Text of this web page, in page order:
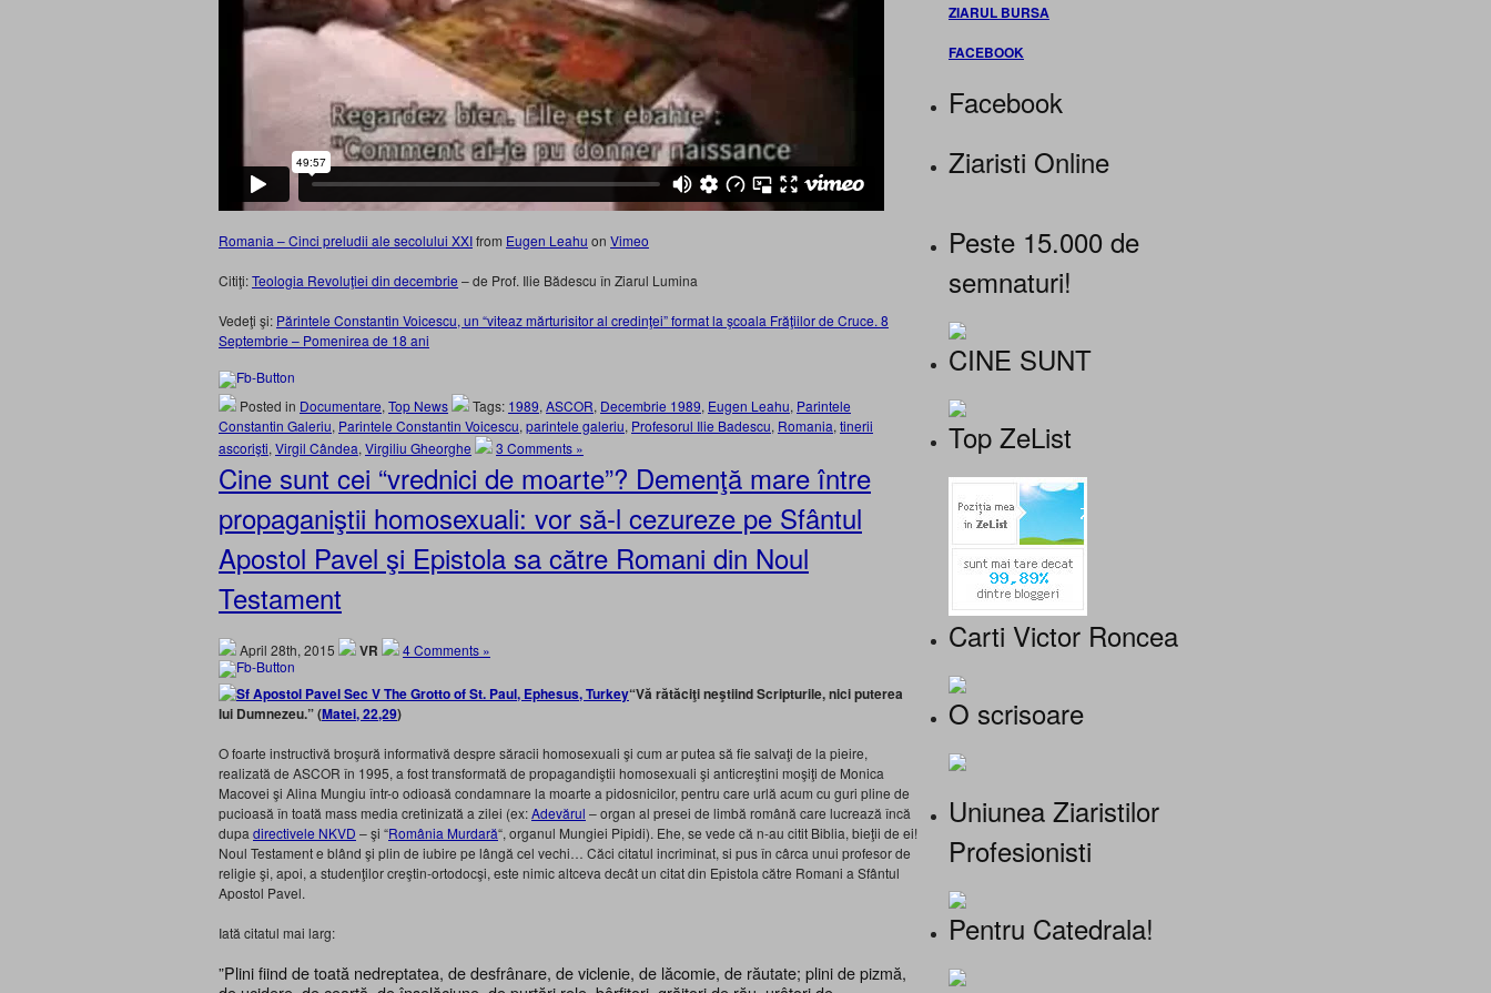
Romania – Cinci preludii ale secolului XXIfrom Eugen Leahu on Vimeo
Citiţi:Teologia Revoluţiei din decembrie – de Prof. Ilie Bădescu în Ziarul Lumina
Vedeţi şi: Părintele Constantin Voicescu, un “viteaz mărturisitor al credinţei” format la şcoala Frăţiilor de Cruce. 8
Septembrie – Pomenirea de 18 ani
Posted in Documentare, Top News Tags: 1989, ASCOR, Decembrie 1989, Eugen Leahu, Parintele
Constantin Galeriu, Parintele Constantin Voicescu, parintele galeriu, Profesorul Ilie Badescu, Romania, tinerii
ascorişti, Virgil Cândea, Virgiliu Gheorghe 3 Comments »
Cine sunt cei “vrednici de moarte”? Demenţă mare între
propaganiştii homosexuali: vor să-l cezureze pe Sfântul
Apostol Pavel şi Epistola sa către Romani din Noul
Testament
April 28th, 2015 VR 4 Comments »
“Vă rătăciţi neştiind Scripturile, nici puterea
lui Dumnezeu.” (Matei, 22,29)
O foarte instructivă broşură informativă despre săracii homosexuali şi cum ar putea să fie salvaţi de la pieire,
realizată de ASCOR în 1995, a fost transformată de propagandiştii homosexuali şi anticreştini moşiţi de Monica
Macovei şi Alina Mungiu într-o odioasă condamnare la moarte a pidosnicilor, pentru care urlă acum cu guri pline de
pucioasă în toată mass media cretinizată a zilei (ex:Adevărul – organ al presei de limbă română care lucrează încă
dupa directivele NKVD – şi “România Murdară“, organul Mungiei Pipidi). Ehe, se vede că n-au citit Biblia, bieţii de ei!
Noul Testament e blând şi plin de iubire pe lângă cel vechi… Căci citatul incriminat, si pus în cârca unui profesor de
religie şi, apoi, a studenţilor creştin-ortodocşi, este nimic altceva decât un citat din Epistola către Romani a Sfântul
Apostol Pavel.
Iată citatul mai larg:
”Plini fiind de toată nedreptatea, de desfrânare, de viclenie, de lăcomie, de răutate; plini de pizmă,
ZIARUL BURSA
FACEBOOK
Facebook
Ziaristi Online
Peste 15.000 de
semnaturi!
CINE SUNT
Top ZeList
Carti Victor Roncea
O scrisoare
Uniunea Ziaristilor
Profesionisti
Pentru Catedrala!